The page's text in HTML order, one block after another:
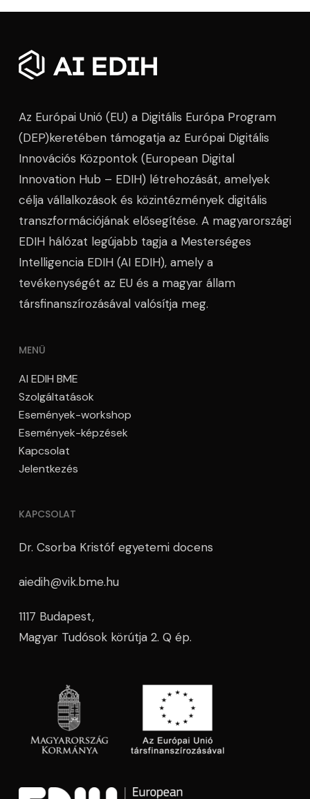
Az Európai Unió (EU) a Digitális Európa Program
(DEP)keretében támogatja az Európai Digitális
Innovációs Központok (European Digital
Innovation Hub – EDIH) létrehozását, amelyek
célja vállalkozások és közintézmények digitális
transzformációjának elősegítése. A magyarországi
EDIH hálózat legújabb tagja a Mesterséges
Intelligencia EDIH (AI EDIH), amely a
tevékenységét az EU és a magyar állam
társfinanszírozásával valósítja meg.
MENÜ
AI EDIH BME
Szolgáltatások
Események-workshop
Események-képzések
Kapcsolat
Jelentkezés
KAPCSOLAT
Dr. Csorba Kristóf egyetemi docens
aiedih@vik.bme.hu
1117 Budapest,
Magyar Tudósok körútja 2. Q ép.